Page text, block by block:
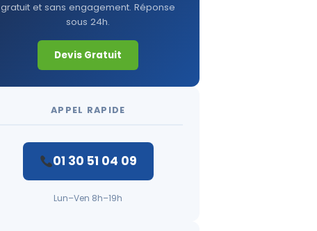
gratuit et sans engagement. Réponse
sous 24h.
Devis Gratuit
APPEL RAPIDE
01 30 51 04 09
Lun–Ven 8h–19h